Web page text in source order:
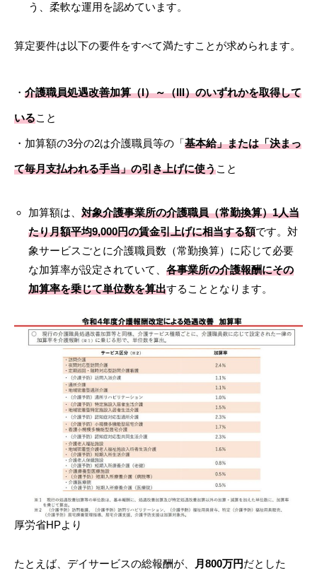
う、柔軟な運用を認めています。
算定要件は以下の要件をすべて満たすことが求められます。
・ 介護職員処遇改善加算（I）～（III）のいずれかを取得して
いること
・加算額の3分の2は介護職員等の「基本給」または「決まっ
て毎月支払われる手当」の引き上げに使うこと
加算額は、 対象介護事業所の介護職員（常勤換算）1人当
たり月額平均9,000円の賃金引上げに相当する額です。対
象サービスごとに介護職員数（常勤換算）に応じて必要
な加算率が設定されていて、 各事業所の介護報酬にその
加算率を乗じて単位数を算出することとなります。
厚労省HPより
たとえば、デイサービスの総報酬が、 月800万円だとした